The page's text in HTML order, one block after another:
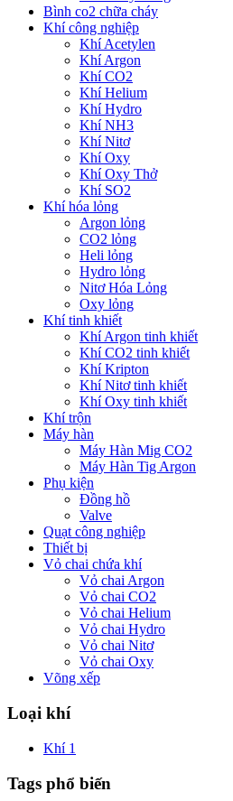
Bình co2 chữa cháy
Khí công nghiệp
Khí Acetylen
Khí Argon
Khí CO2
Khí Helium
Khí Hydro
Khí NH3
Khí Nitơ
Khí Oxy
Khí Oxy Thở
Khí SO2
Khí hóa lỏng
Argon lỏng
CO2 lỏng
Heli lỏng
Hydro lỏng
Nitơ Hóa Lỏng
Oxy lỏng
Khí tinh khiết
Khí Argon tinh khiết
Khí CO2 tinh khiết
Khí Kripton
Khí Nitơ tinh khiết
Khí Oxy tinh khiết
Khí trộn
Máy hàn
Máy Hàn Mig CO2
Máy Hàn Tig Argon
Phụ kiện
Đồng hồ
Valve
Quạt công nghiệp
Thiết bị
Vỏ chai chứa khí
Vỏ chai Argon
Vỏ chai CO2
Vỏ chai Helium
Vỏ chai Hydro
Vỏ chai Nitơ
Vỏ chai Oxy
Võng xếp
Loại khí
Khí 1
Tags phổ biến